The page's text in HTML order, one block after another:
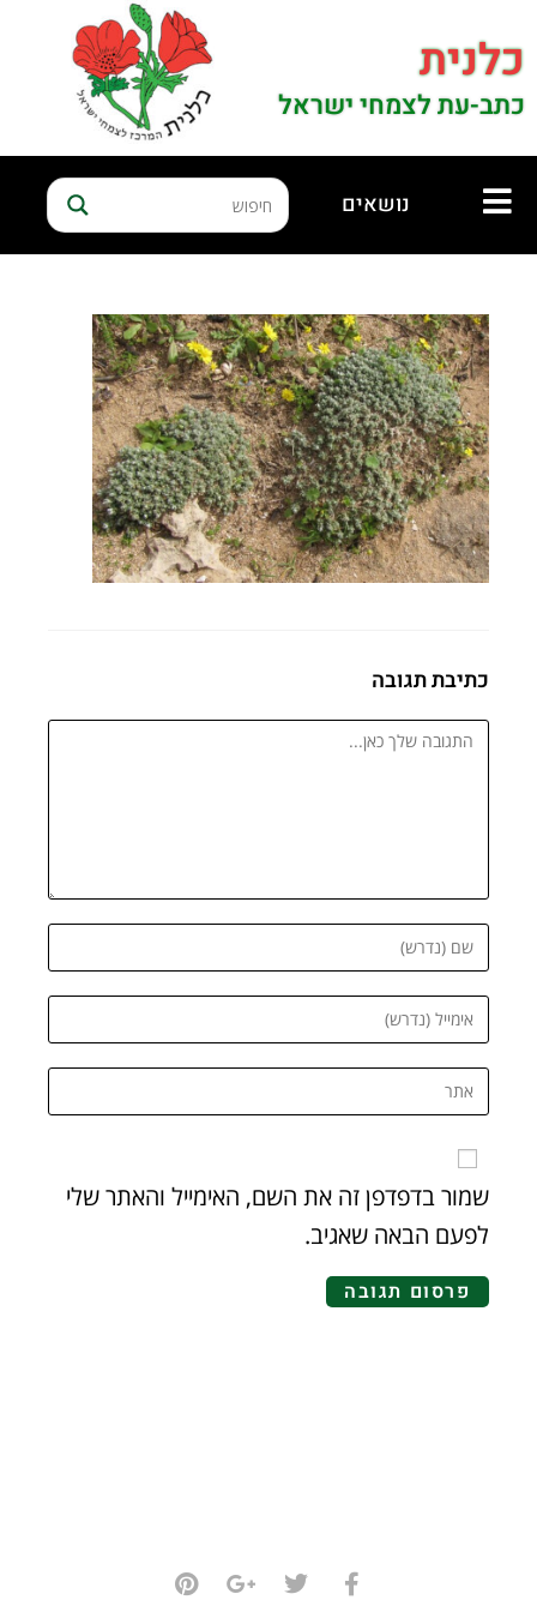
כלנית
כתב-עת לצמחי ישראל
נושאים
כתיבת תגובה
שמור בדפדפן זה את השם, האימייל והאתר שלי
לפעם הבאה שאגיב.